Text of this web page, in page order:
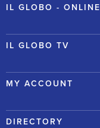
IL GLOBO - ONLINE
IL GLOBO TV
MY ACCOUNT
DIRECTORY